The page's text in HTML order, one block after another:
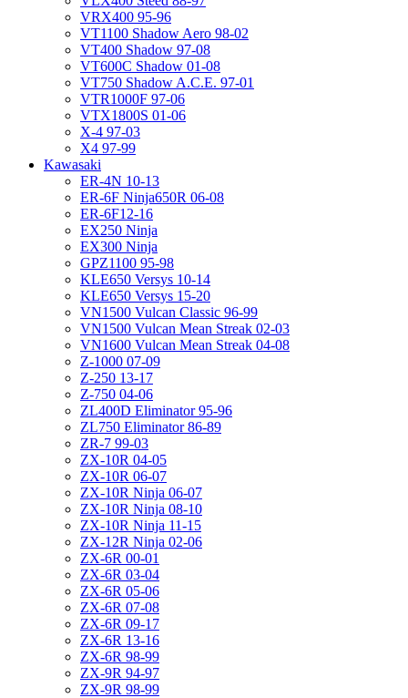
VRX400 95-96
VT1100 Shadow Aero 98-02
VT400 Shadow 97-08
VT600C Shadow 01-08
VT750 Shadow A.C.E. 97-01
VTR1000F 97-06
VTX1800S 01-06
X-4 97-03
X4 97-99
Kawasaki
ER-4N 10-13
ER-6F Ninja650R 06-08
ER-6F12-16
EX250 Ninja
EX300 Ninja
GPZ1100 95-98
KLE650 Versys 10-14
KLE650 Versys 15-20
VN1500 Vulcan Classic 96-99
VN1500 Vulcan Mean Streak 02-03
VN1600 Vulcan Mean Streak 04-08
Z-1000 07-09
Z-250 13-17
Z-750 04-06
ZL400D Eliminator 95-96
ZL750 Eliminator 86-89
ZR-7 99-03
ZX-10R 04-05
ZX-10R 06-07
ZX-10R Ninja 06-07
ZX-10R Ninja 08-10
ZX-10R Ninja 11-15
ZX-12R Ninja 02-06
ZX-6R 00-01
ZX-6R 03-04
ZX-6R 05-06
ZX-6R 07-08
ZX-6R 09-17
ZX-6R 13-16
ZX-6R 98-99
ZX-9R 94-97
ZX-9R 98-99